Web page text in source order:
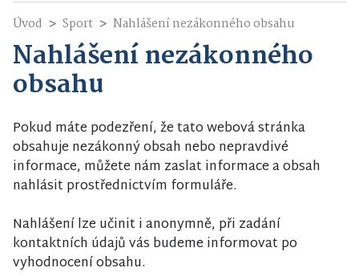
Úvod Sport Nahlášení nezákonného obsahu
Nahlášení nezákonného
obsahu
Pokud máte podezření, že tato webová stránka
obsahuje nezákonný obsah nebo nepravdivé
informace, můžete nám zaslat informace a obsah
nahlásit prostřednictvím formuláře.
Nahlášení lze učinit i anonymně, při zadání
kontaktních údajů vás budeme informovat po
vyhodnocení obsahu.